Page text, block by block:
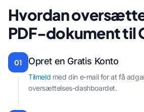
Hvordan
PDF-dokument til
01 Opret en Gratis Konto
Tilmeld med din e-mail for at få
oversættelses-dashboardet.